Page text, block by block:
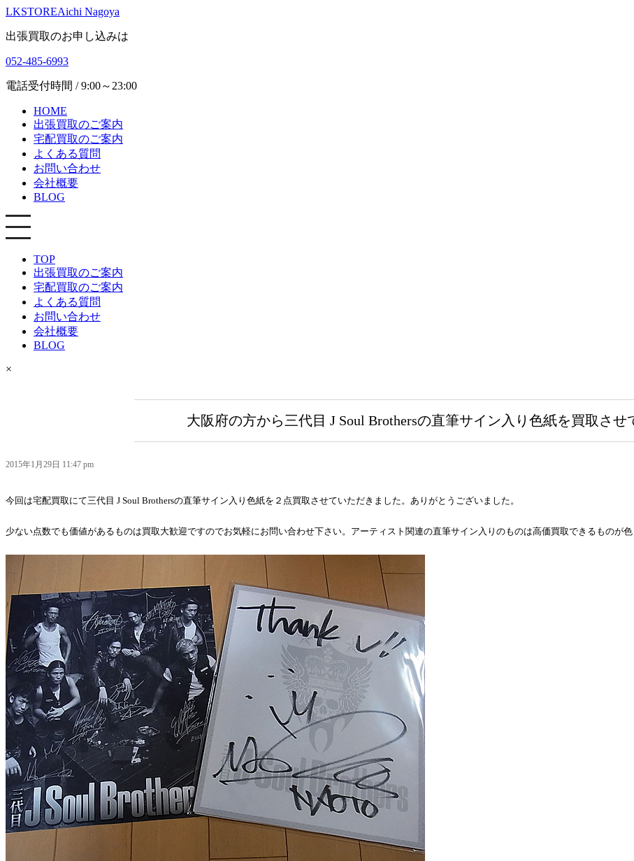
LKSTOREAichi Nagoya
出張買取のお申し込みは
052-485-6993
電話受付時間 / 9:00～23:00
HOME
出張買取のご案内
宅配買取のご案内
よくある質問
お問い合わせ
会社概要
BLOG
TOP
出張買取のご案内
宅配買取のご案内
よくある質問
お問い合わせ
会社概要
BLOG
×
大阪府の方から三代目 J Soul Brothersの直筆サイン入り色紙を買取させ
2015年1月29日 11:47 pm
今回は宅配買取にて三代目 J Soul Brothersの直筆サイン入り色紙を２点買取させていただきました。ありがとうございました。
少ない点数でも価値があるものは買取大歓迎ですのでお気軽にお問い合わせ下さい。アーティスト関連の直筆サイン入りのものは高価買取できるものが